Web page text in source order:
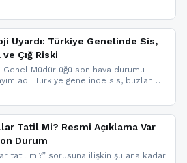
il için kar yağışı ve buzlanma uyarısı
Uyardı: Türkiye Genelinde Sis,
Çığ Riski
Müdürlüğü son hava durumu
Türkiye genelinde sis, buzlanma
Doğu Anadolu ve Doğu
son dakika meteoroloji gelişmeleri.
Tatil Mi? Resmi Açıklama Var
Durum
tatil mi?” sorusuna ilişkin şu ana kadar